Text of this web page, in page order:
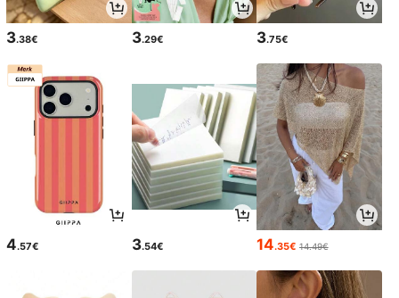
3.38€ 3.29€ 3.75€
4.57€ 3.54€ 14.35€ 14.49€